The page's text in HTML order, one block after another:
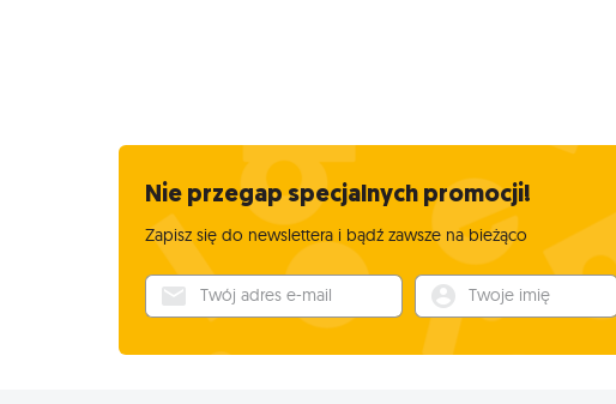
Nie przegap specjalnych promocji!
Zapisz się do newslettera i bądź zawsze na bieżąco
Twój adres e-mail Twoje imię